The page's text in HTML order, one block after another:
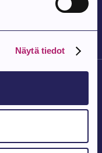
Näytä tiedot